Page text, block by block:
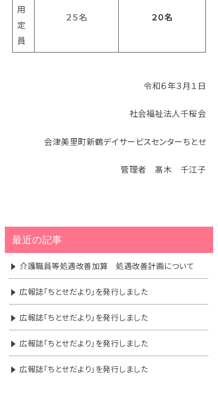
用
定
員
２５名 ２０名
令和６年３月１日
社会福祉法人千桜会
会津美里町新鶴デイサービスセンターちとせ
管理者 髙木 千江子
最近の記事
介護職員等処遇改善加算 処遇改善計画について
広報誌「ちとせだより」を発行しました
広報誌「ちとせだより」を発行しました
広報誌「ちとせだより」を発行しました
広報誌「ちとせだより」を発行しました